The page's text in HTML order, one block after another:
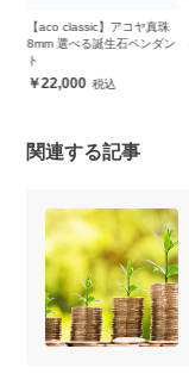
【aco classic】アコヤ真珠
8mm 選べる誕生石ペンダン
ト
22,000
関連する記事